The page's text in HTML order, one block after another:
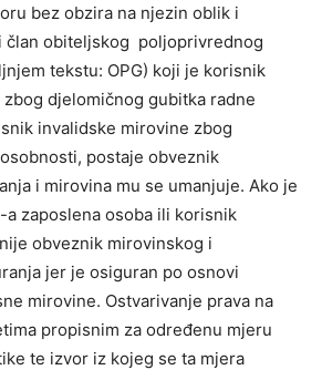
bez obzira na njezin oblik i
član obiteljskog poljoprivrednog
tekstu: OPG) koji je korisnik
djelomičnog gubitka radne
invalidske mirovine zbog
postaje obveznik
i mirovina mu se umanjuje. Ako je
a zaposlena osoba ili korisnik
obveznik mirovinskog i
jer je osiguran po osnovi
mirovine. Ostvarivanje prava na
propisnim za određenu mjeru
te izvor iz kojeg se ta mjera